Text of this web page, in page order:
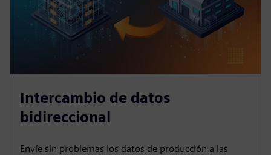
Intercambio de datos
bidireccional
Envíe sin problemas los datos de producción a las